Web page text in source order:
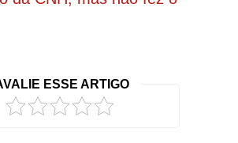
ESSE ARTIGO